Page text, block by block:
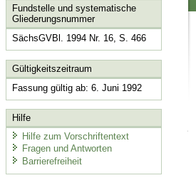
Fundstelle und systematische
Gliederungsnummer
SächsGVBl. 1994 Nr. 16, S. 466
Gültigkeitszeitraum
Fassung gültig ab: 6. Juni 1992
Hilfe
Hilfe zum Vorschriftentext
Fragen und Antworten
Barrierefreiheit